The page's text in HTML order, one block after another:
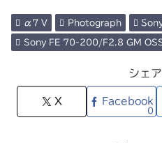
α7 V Photograph
Sony FE 70-200/F2.8 GM
シェ
X Facebook
0